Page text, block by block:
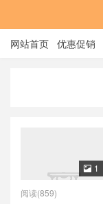
网站首页 优惠促销
 1
阅读(859)